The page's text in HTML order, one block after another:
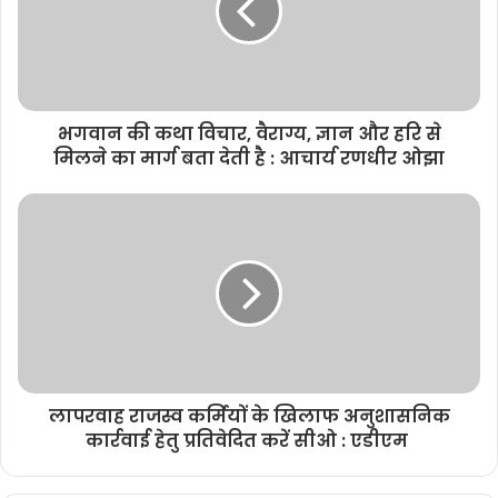
भगवान की कथा विचार, वैराग्य, ज्ञान और हरि से
मिलने का मार्ग बता देती है : आचार्य रणधीर ओझा
लापरवाह राजस्व कर्मियों के खिलाफ अनुशासनिक
कार्रवाई हेतु प्रतिवेदित करें सीओ : एडीएम